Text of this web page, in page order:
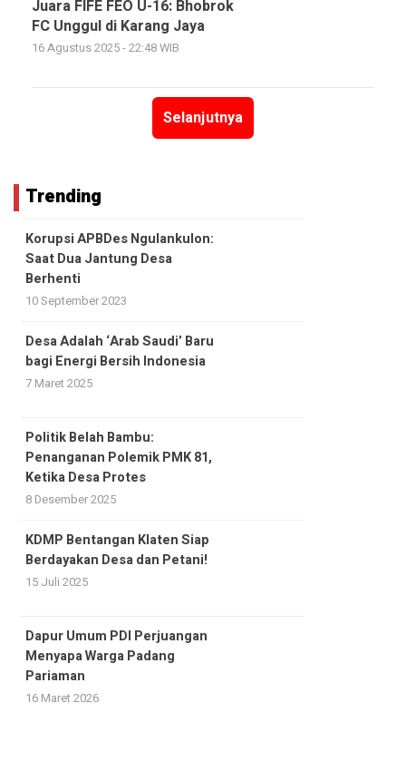
Juara FIFE FEO U-16: Bhobrok
FC Unggul di Karang Jaya
16 Agustus 2025 - 22:48 WIB
Selanjutnya
Trending
Korupsi APBDes Ngulankulon:
Saat Dua Jantung Desa
Berhenti
10 September 2023
Desa Adalah ‘Arab Saudi’ Baru
bagi Energi Bersih Indonesia
7 Maret 2025
Politik Belah Bambu:
Penanganan Polemik PMK 81,
Ketika Desa Protes
8 Desember 2025
KDMP Bentangan Klaten Siap
Berdayakan Desa dan Petani!
15 Juli 2025
Dapur Umum PDI Perjuangan
Menyapa Warga Padang
Pariaman
16 Maret 2026